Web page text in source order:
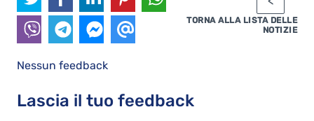
TORNA ALLA LISTA DELLE
NOTIZIE
Nessun feedback
Lascia il tuo feedback